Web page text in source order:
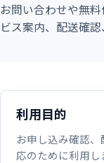
お問い合わせや無
ビス案内、配送確
利用目的
お申し込み確認
応のために利用し